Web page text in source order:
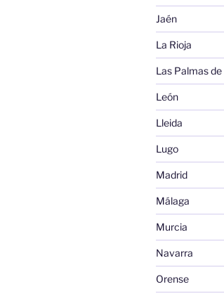
Jaén
La Rioja
Las Palmas
León
Lleida
Lugo
Madrid
Málaga
Murcia
Navarra
Orense